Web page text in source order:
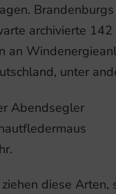
Brandenburgs
archivierte
an
unter
Abendsegler
diese Arten,